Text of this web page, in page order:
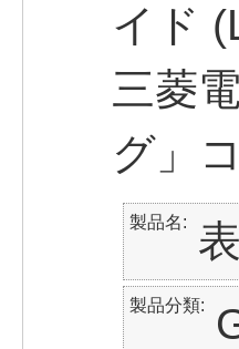
イド
三菱
グ」
製品名
製品分類